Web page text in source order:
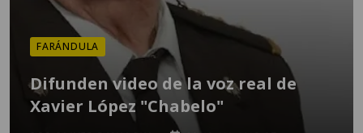
FARÁNDULA
Difunden video de la voz real de
Xavier López "Chabelo"